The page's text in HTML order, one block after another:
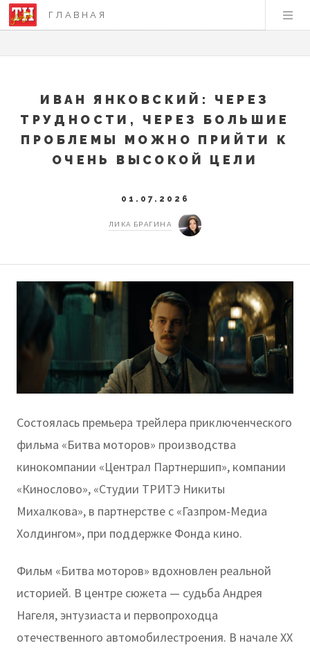
ГЛАВНАЯ
ИВАН ЯНКОВСКИЙ: ЧЕРЕЗ
ТРУДНОСТИ, ЧЕРЕЗ БОЛЬШИЕ
ПРОБЛЕМЫ МОЖНО ПРИЙТИ К
ОЧЕНЬ ВЫСОКОЙ ЦЕЛИ
01.07.2026
ЛИКА БРАГИНА
Состоялась премьера трейлера приключенческого
фильма «Битва моторов» производства
кинокомпании «Централ Партнершип», компании
«Кинослово», «Студии ТРИТЭ Никиты
Михалкова», в партнерстве с «Газпром-Медиа
Холдингом», при поддержке Фонда кино.
Фильм «Битва моторов» вдохновлен реальной
историей. В центре сюжета — судьба Андрея
Нагеля, энтузиаста и первопроходца
отечественного автомобилестроения. В начале XX